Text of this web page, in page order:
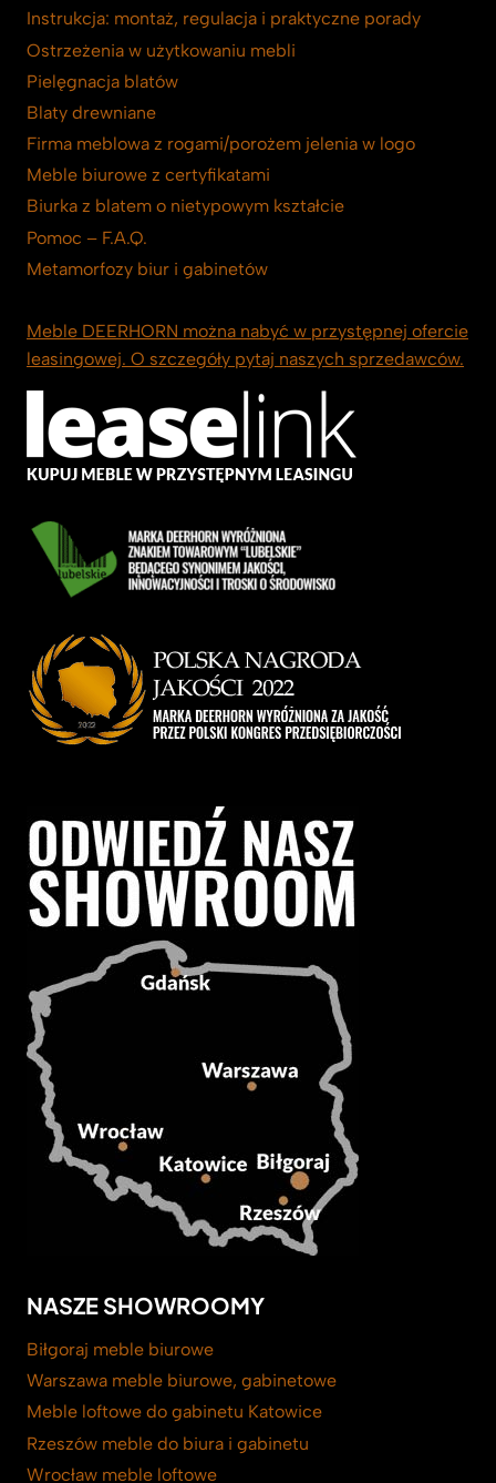
Instrukcja: montaż, regulacja i praktyczne porady
Ostrzeżenia w użytkowaniu mebli
Pielęgnacja blatów
Blaty drewniane
Firma meblowa z rogami/porożem jelenia w logo
Meble biurowe z certyfikatami
Biurka z blatem o nietypowym kształcie
Pomoc – F.A.Q.
Metamorfozy biur i gabinetów
Meble DEERHORN można nabyć w przystępnej ofercie
leasingowej. O szczegóły pytaj naszych sprzedawców.
NASZE SHOWROOMY
Biłgoraj meble biurowe
Warszawa meble biurowe, gabinetowe
Meble loftowe do gabinetu Katowice
Rzeszów meble do biura i gabinetu
Wrocław meble loftowe